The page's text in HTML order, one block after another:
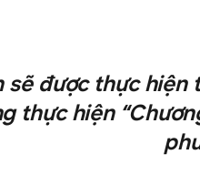
sẽ được thực
thực hiện